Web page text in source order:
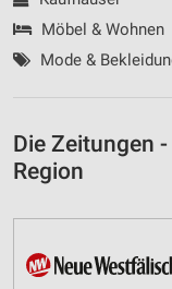
Möbel & Wohnen
Mode &
Die Zeitungen
Region